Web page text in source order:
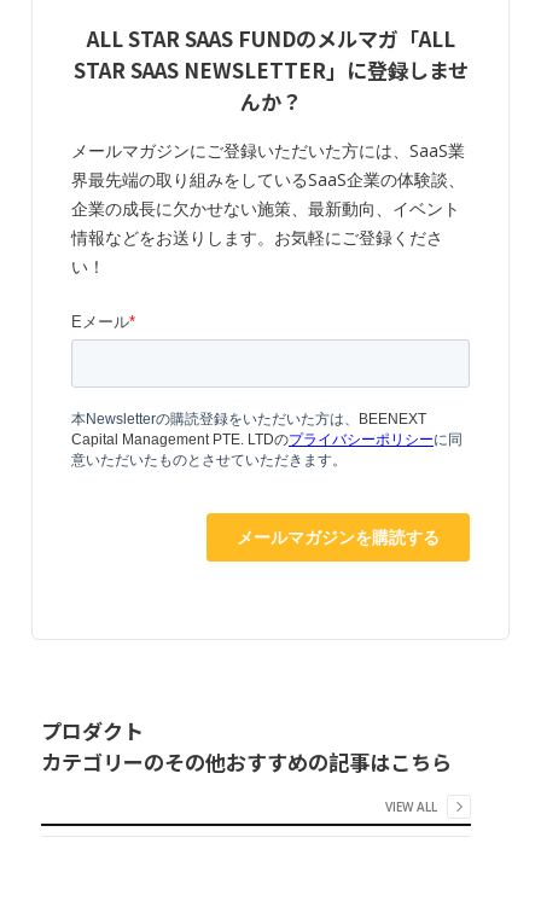
ALL STAR SAAS FUNDのメルマガ「ALL
STAR SAAS NEWSLETTER」に登録しませ
んか？
メールマガジンにご登録いただいた方には、SaaS業
界最先端の取り組みをしているSaaS企業の体験談、
企業の成長に欠かせない施策、最新動向、イベント
情報などをお送りします。お気軽にご登録くださ
い！
プロダクト
カテゴリーのその他おすすめの記事はこちら
VIEW ALL